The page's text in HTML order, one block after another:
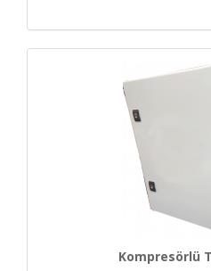
Kompresörlü